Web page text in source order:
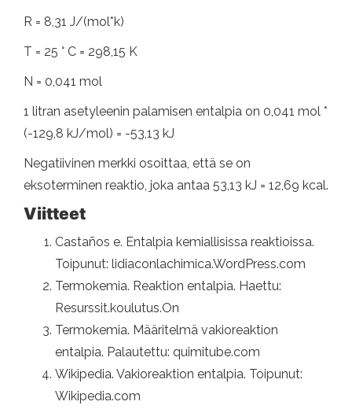
R = 8,31 J/(mol*k)
T = 25 ° C = 298,15 K
N = 0,041 mol
1 litran asetyleenin palamisen entalpia on 0,041 mol *
(-129,8 kJ/mol) = -53,13 kJ
Negatiivinen merkki osoittaa, että se on
eksoterminen reaktio, joka antaa 53,13 kJ = 12,69 kcal.
Viitteet
Castaños e. Entalpia kemiallisissa reaktioissa.
Toipunut: lidiaconlachimica.WordPress.com
Termokemia. Reaktion entalpia. Haettu:
Resurssit.koulutus.On
Termokemia. Määritelmä vakioreaktion
entalpia. Palautettu: quimitube.com
Wikipedia. Vakioreaktion entalpia. Toipunut:
Wikipedia.com